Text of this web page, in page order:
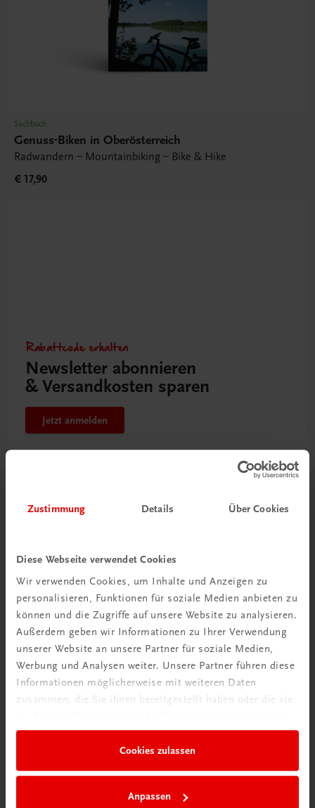
Zustimmung Details Über Cookies
Diese Webseite verwendet Cookies
Wir verwenden Cookies, um Inhalte und Anzeigen zu
personalisieren, Funktionen für soziale Medien anbieten zu
können und die Zugriffe auf unsere Website zu analysieren.
Außerdem geben wir Informationen zu Ihrer Verwendung
unserer Website an unsere Partner für soziale Medien,
Werbung und Analysen weiter. Unsere Partner führen diese
Informationen möglicherweise mit weiteren Daten
zusammen, die Sie ihnen bereitgestellt haben oder die sie
Cookies zulassen
Anpassen
Sachbuch
Genuss-Biken in Oberösterreich
Radwandern – Mountainbiking – Bike & Hike
€ 17,90
Rabattcode erhalten
Newsletter abonnieren
& Versandkosten sparen
Jetzt anmelden
Herzlich willkommen bei TRAUNER!
Wir über uns
Familienunternehmen mit 80 Mitarbeiterinnen und
Mitarbeitern, die eines verbindet: Begeisterung für unsere
Produkte.
mehr erfahren
Wir sind gerne für Sie da
TRAUNER Verlag + Buchservice GmbH